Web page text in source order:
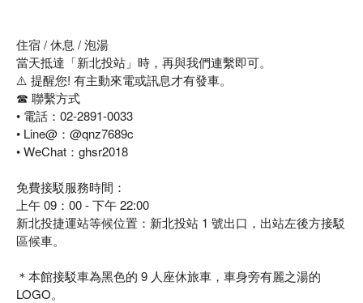
住宿 / 休息 / 泡湯
當天抵達「新北投站」時，再與我們連繫即可。
⚠️ 提醒您! 有主動來電或訊息才有發車。
☎️ 聯繫方式
• 電話：02-2891-0033
• Line@：@qnz7689c
• WeChat：ghsr2018
免費接駁服務時間：
上午 09：00 - 下午 22:00
新北投捷運站等候位置：新北投站 1 號出口，出站左後方接駁
區候車。
＊本館接駁車為黑色的 9 人座休旅車，車身旁有麗之湯的
LOGO。